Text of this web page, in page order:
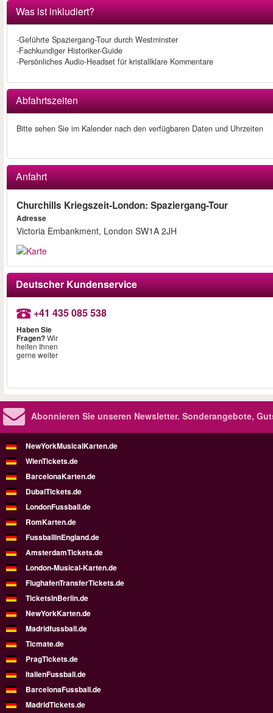
Was ist inkludiert?
-Geführte Spaziergang-Tour durch Westminster
-Fachkundiger Historiker-Guide
-Persönliches Audio-Headset für kristallklare Kommentare
Abfahrtszeiten
Bitte sehen Sie im Kalender nach den verfügbaren Daten und Uhrzeiten
Anfahrt
Churchills Kriegszeit-London: Spaziergang-Tour
Adresse
Victoria Embankment, London SW1A 2JH
Deutscher Kundenservice
+41 435 085 538
Haben Sie
Fragen?Wir
helfen Ihnen
gerne weiter
Abonnieren Sie unseren Newsletter. Sonderangebote,
NewYorkMusicalKarten.de
WienTickets.de
BarcelonaKarten.de
DubaiTickets.de
LondonFussball.de
RomKarten.de
FussballinEngland.de
AmsterdamTickets.de
London-Musical-Karten.de
FlughafenTransferTickets.de
TicketsInBerlin.de
NewYorkKarten.de
Madridfussball.de
Ticmate.de
PragTickets.de
ItalienFussball.de
BarcelonaFussball.de
MadridTickets.de